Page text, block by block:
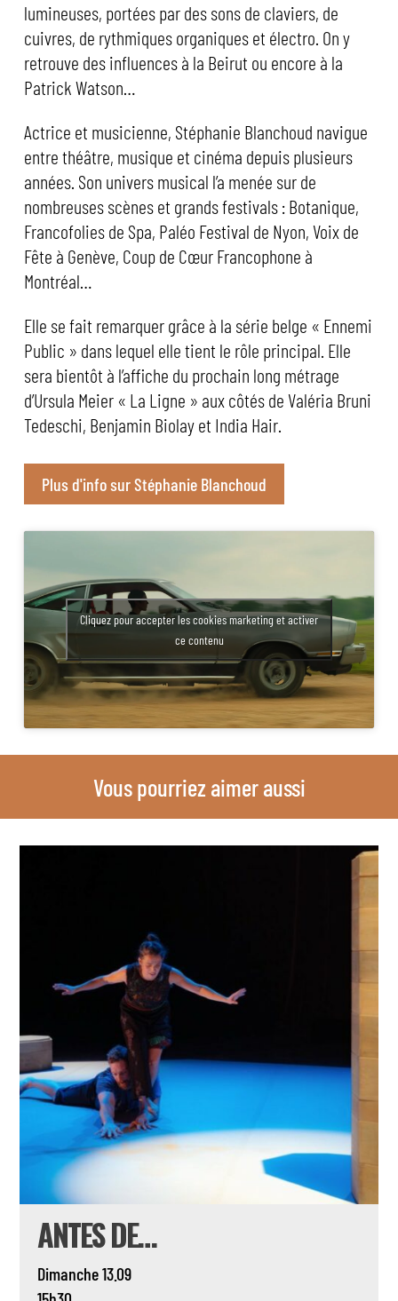
lumineuses, portées par des sons de claviers, de
cuivres, de rythmiques organiques et électro. On y
retrouve des influences à la Beirut ou encore à la
Patrick Watson…
Actrice et musicienne, Stéphanie Blanchoud navigue
entre théâtre, musique et cinéma depuis plusieurs
années. Son univers musical l’a menée sur de
nombreuses scènes et grands festivals : Botanique,
Francofolies de Spa, Paléo Festival de Nyon, Voix de
Fête à Genève, Coup de Cœur Francophone à
Montréal…
Elle se fait remarquer grâce à la série belge « Ennemi
Public » dans lequel elle tient le rôle principal. Elle
sera bientôt à l’affiche du prochain long métrage
d’Ursula Meier « La Ligne » aux côtés de Valéria Bruni
Tedeschi, Benjamin Biolay et India Hair.
Plus d'info sur Stéphanie Blanchoud
Cliquez pour accepter les cookies marketing et activer
ce contenu
Vous pourriez aimer aussi
ANTES DE…
Dimanche 13.09